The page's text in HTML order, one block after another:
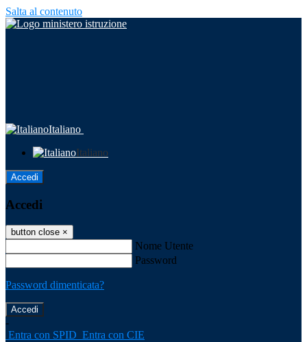
Salta al contenuto
Italiano
Italiano
Accedi
Accedi
button close ×
Nome Utente
Password
Password dimenticata?
-
Entra con SPID Entra con CIE